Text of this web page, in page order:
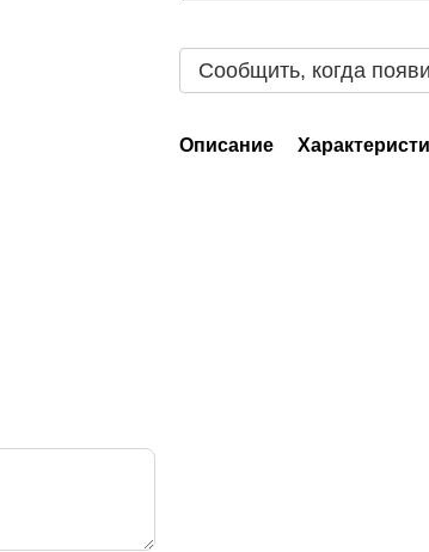
Сообщить, когда
Описание